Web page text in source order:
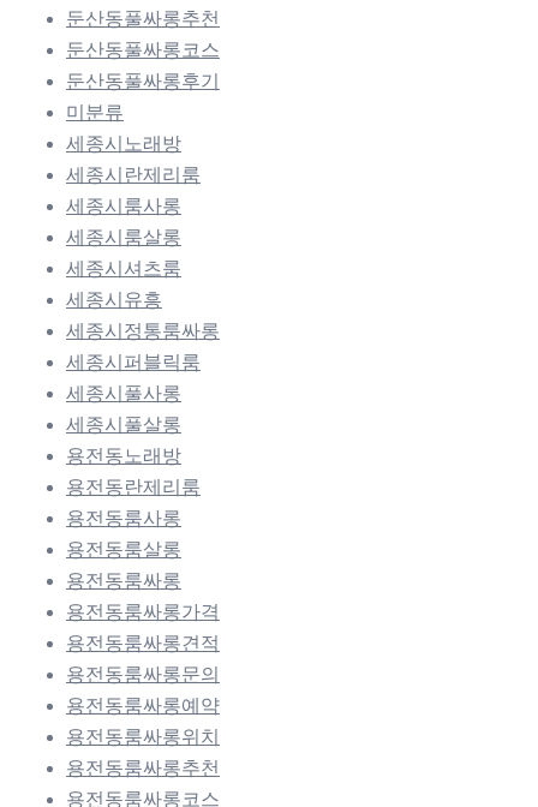
둔산동풀싸롱추천
둔산동풀싸롱코스
둔산동풀싸롱후기
미분류
세종시노래방
세종시란제리룸
세종시룸사롱
세종시룸살롱
세종시셔츠룸
세종시유흥
세종시정통룸싸롱
세종시퍼블릭룸
세종시풀사롱
세종시풀살롱
용전동노래방
용전동란제리룸
용전동룸사롱
용전동룸살롱
용전동룸싸롱
용전동룸싸롱가격
용전동룸싸롱견적
용전동룸싸롱문의
용전동룸싸롱예약
용전동룸싸롱위치
용전동룸싸롱추천
용전동룸싸롱코스